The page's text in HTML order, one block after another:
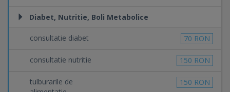
Diabet, Nutritie, Boli Metabolice
consultatie diabet 70 RON
consultatie nutritie 150 RON
tulburarile de
150 RON